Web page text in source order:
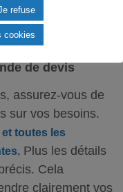
de réussite
de devis
assurez-vous de
sur vos besoins.
toutes les
Plus les détails
Cela
clairement vos
refuse
cookies